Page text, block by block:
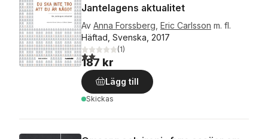
Jantelagens aktualitet
Av Anna Forssberg Eric Carlsson m. fl.
Häftad, Svenska, 2017
2,0utav 5 stjärnor. Totalt antal röster:
(1)
187 kr
Lägg till
Skickas